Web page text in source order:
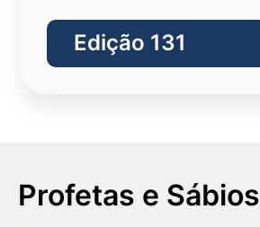
Profetas e Sábios